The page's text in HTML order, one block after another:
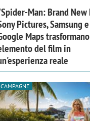
Man: Brand New
Pictures, Samsung e
Maps
del film in
reale
CAMPAGNE